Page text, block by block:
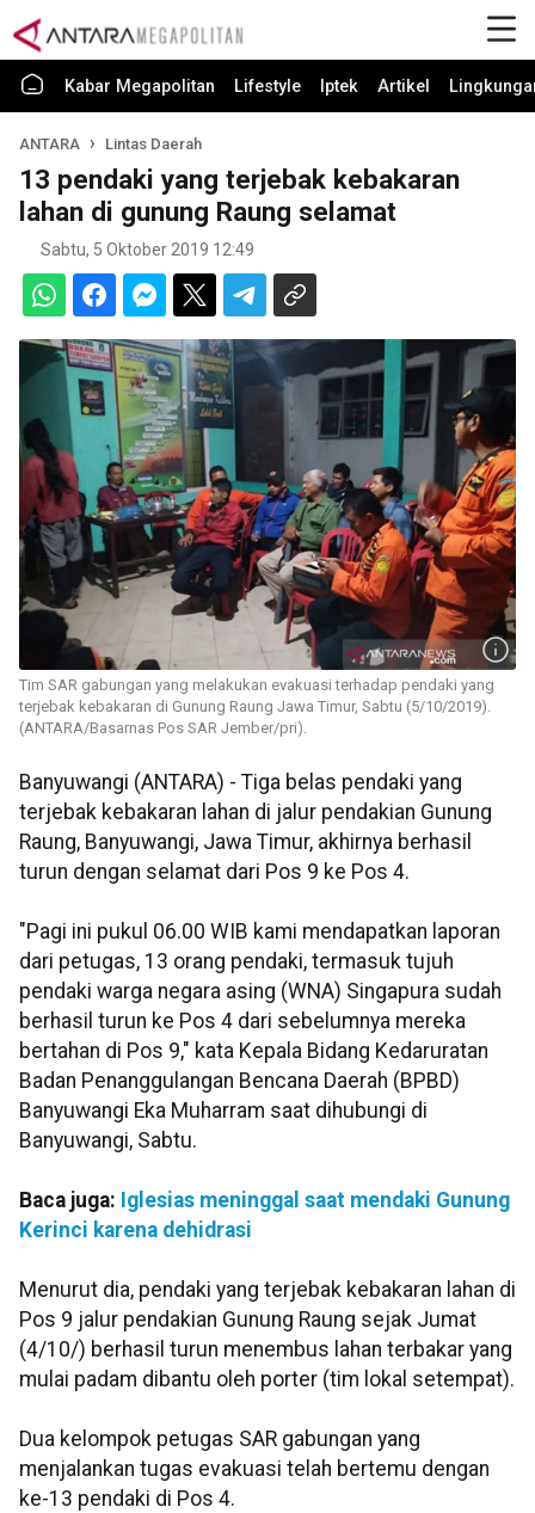
Kabar Megapolitan Lifestyle Iptek Artikel
ANTARA Lintas Daerah
13 pendaki yang terjebak kebakaran
lahan di gunung Raung selamat
Sabtu, 5 Oktober 2019 12:49
Tim SAR gabungan yang melakukan evakuasi terhadap pendaki yang
terjebak kebakaran di Gunung Raung Jawa Timur, Sabtu (5/10/2019).
(ANTARA/Basarnas Pos SAR Jember/pri).
Banyuwangi (ANTARA) - Tiga belas pendaki yang
terjebak kebakaran lahan di jalur pendakian Gunung
Raung, Banyuwangi, Jawa Timur, akhirnya berhasil
turun dengan selamat dari Pos 9 ke Pos 4.
"Pagi ini pukul 06.00 WIB kami mendapatkan laporan
dari petugas, 13 orang pendaki, termasuk tujuh
pendaki warga negara asing (WNA) Singapura sudah
berhasil turun ke Pos 4 dari sebelumnya mereka
bertahan di Pos 9," kata Kepala Bidang Kedaruratan
Badan Penanggulangan Bencana Daerah (BPBD)
Banyuwangi Eka Muharram saat dihubungi di
Banyuwangi, Sabtu.
Baca juga: Iglesias meninggal saat mendaki Gunung
Kerinci karena dehidrasi
Menurut dia, pendaki yang terjebak kebakaran lahan di
Pos 9 jalur pendakian Gunung Raung sejak Jumat
(4/10/) berhasil turun menembus lahan terbakar yang
mulai padam dibantu oleh porter (tim lokal setempat).
Dua kelompok petugas SAR gabungan yang
menjalankan tugas evakuasi telah bertemu dengan
ke-13 pendaki di Pos 4.